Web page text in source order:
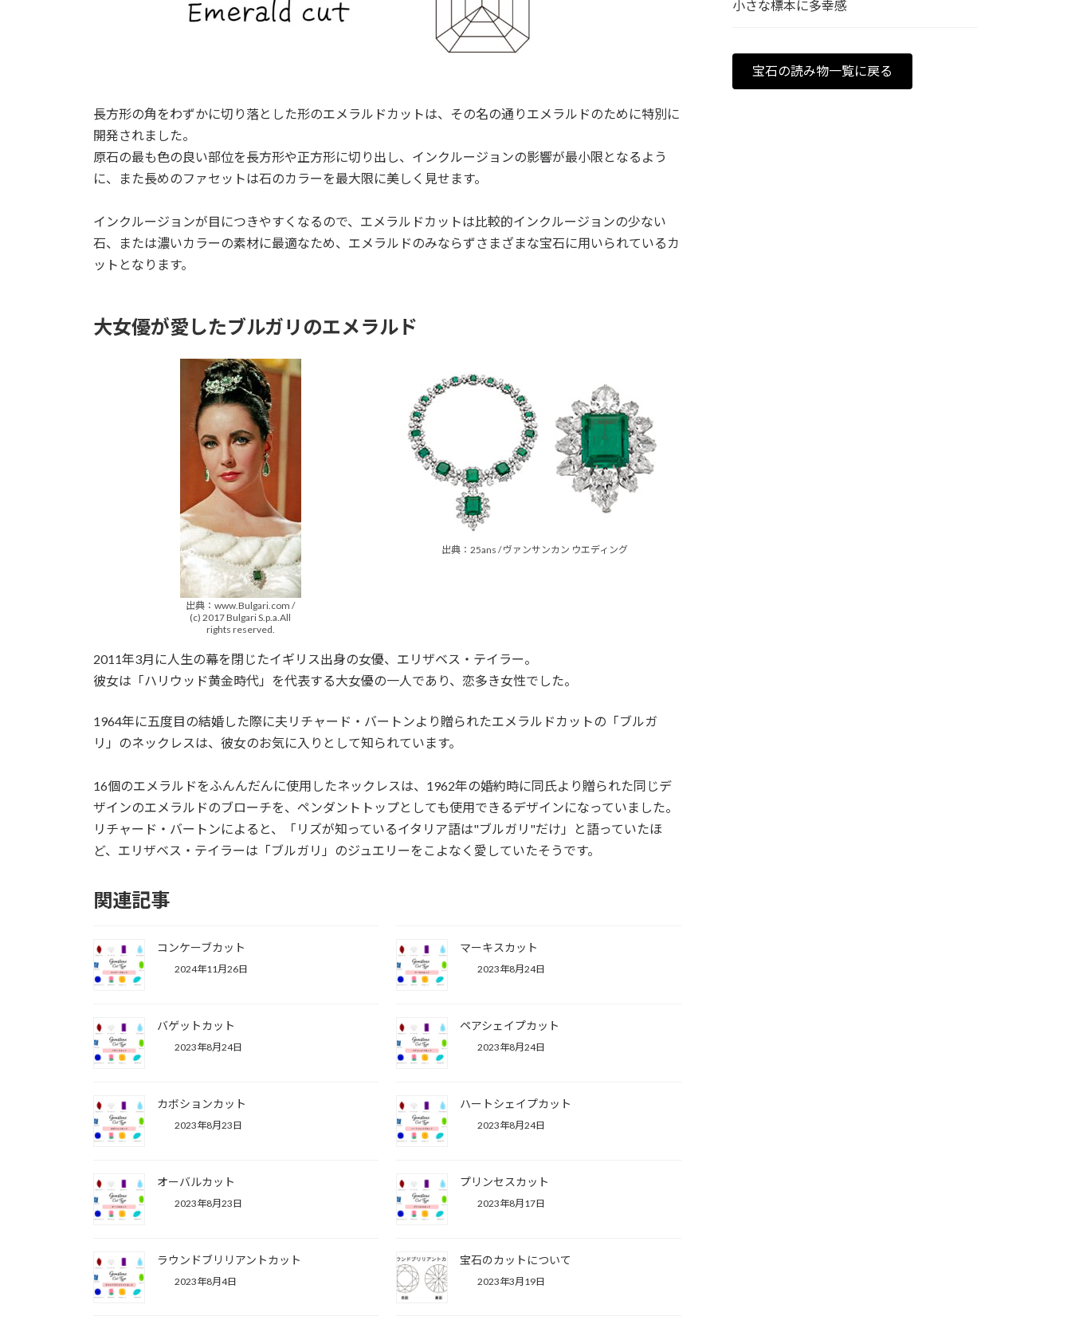
長方形の角をわずかに切り落とした形のエメラルドカットは、その名の通りエメラルドのために特別に
開発されました。
原石の最も色の良い部位を長方形や正方形に切り出し、インクルージョンの影響が最小限となるよう
に、また長めのファセットは石のカラーを最大限に美しく見せます。
インクルージョンが目につきやすくなるので、エメラルドカットは比較的インクルージョンの少ない
石、または濃いカラーの素材に最適なため、エメラルドのみならずさまざまな宝石に用いられているカ
ットとなります。
大女優が愛したブルガリのエメラルド
出典：www.Bulgari.com /
(c) 2017 Bulgari S.p.a.All
rights reserved.
出典：25ans / ヴァンサンカン ウエディング
2011年3月に人生の幕を閉じたイギリス出身の女優、エリザベス・テイラー。
彼女は「ハリウッド黄金時代」を代表する大女優の一人であり、恋多き女性でした。
1964年に五度目の結婚した際に夫リチャード・バートンより贈られたエメラルドカットの「ブルガ
リ」のネックレスは、彼女のお気に入りとして知られています。
16個のエメラルドをふんんだんに使用したネックレスは、1962年の婚約時に同氏より贈られた同じデ
ザインのエメラルドのブローチを、ペンダントトップとしても使用できるデザインになっていました。
リチャード・バートンによると、「リズが知っているイタリア語は"ブルガリ"だけ」と語っていたほ
ど、エリザベス・テイラーは「ブルガリ」のジュエリーをこよなく愛していたそうです。
関連記事
コンケーブカット
2024年11月26日
マーキスカット
2023年8月24日
バゲットカット
2023年8月24日
ペアシェイプカット
2023年8月24日
カボションカット
2023年8月23日
ハートシェイプカット
2023年8月24日
オーバルカット
2023年8月23日
プリンセスカット
2023年8月17日
ラウンドブリリアントカット
2023年8月4日
宝石のカットについて
2023年3月19日
小さな標本に多幸感
宝石の読み物一覧に戻る